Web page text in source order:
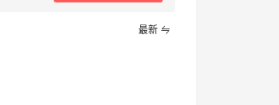
最新